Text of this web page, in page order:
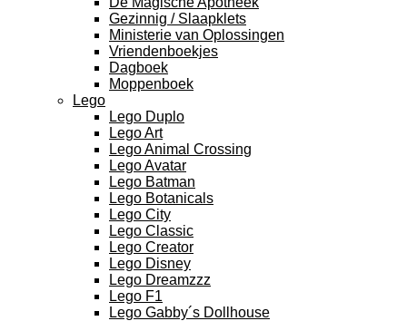
Gezinnig / Slaapklets
Ministerie van Oplossingen
Vriendenboekjes
Dagboek
Moppenboek
Lego
Lego Duplo
Lego Art
Lego Animal Crossing
Lego Avatar
Lego Batman
Lego Botanicals
Lego City
Lego Classic
Lego Creator
Lego Disney
Lego Dreamzzz
Lego F1
Lego Gabby´s Dollhouse